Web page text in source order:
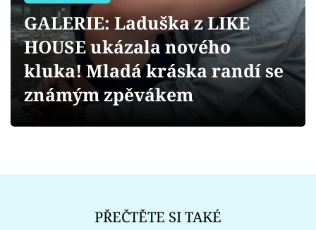
Videa
Sledujte prima+
GALERIE: Laduška z LIKE
HOUSE ukázala nového
kluka! Mladá kráska randí se
známým zpěvákem
PŘEČTĚTE SI TAKÉ